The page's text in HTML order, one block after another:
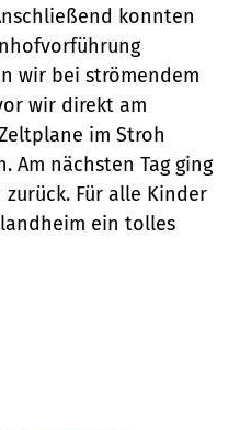
konnten
wir bei strömendem
wir direkt am
im Stroh
Am nächsten Tag ging
Für alle Kinder
ein tolles